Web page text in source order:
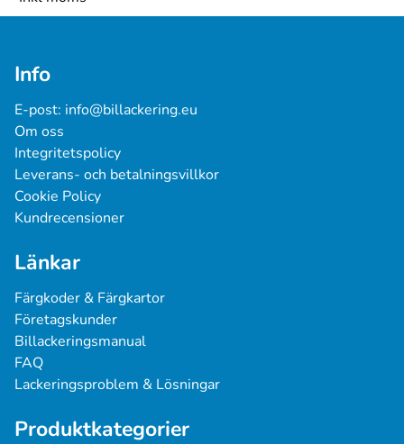
Info
E-post: info@billackering.eu
Om oss
Integritetspolicy
Leverans- och betalningsvillkor
Cookie Policy
Kundrecensioner
Länkar
Färgkoder & Färgkartor
Företagskunder
Billackeringsmanual
FAQ
Lackeringsproblem & Lösningar
Produktkategorier